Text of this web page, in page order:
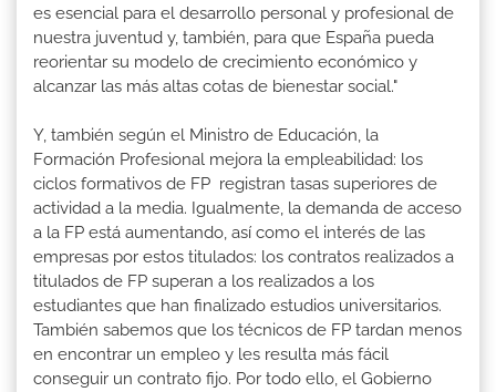
es esencial para el desarrollo personal y profesional de
nuestra juventud y, también, para que España pueda
reorientar su modelo de crecimiento económico y
alcanzar las más altas cotas de bienestar social."
Y, también según el Ministro de Educación, la
Formación Profesional mejora la empleabilidad: los
ciclos formativos de FP registran tasas superiores de
actividad a la media. Igualmente, la demanda de acceso
a la FP está aumentando, así como el interés de las
empresas por estos titulados: los contratos realizados a
titulados de FP superan a los realizados a los
estudiantes que han finalizado estudios universitarios.
También sabemos que los técnicos de FP tardan menos
en encontrar un empleo y les resulta más fácil
conseguir un contrato fijo. Por todo ello, el Gobierno